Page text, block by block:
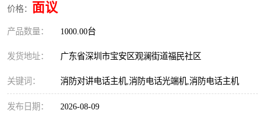
价格： 面议
产品数量： 1000.00台
发货地址： 广东省深圳市宝安区观澜街道福民社区
关键词： 消防对讲电话主机,消防电话光端机,消防电话主机
发布日期： 2026-08-09